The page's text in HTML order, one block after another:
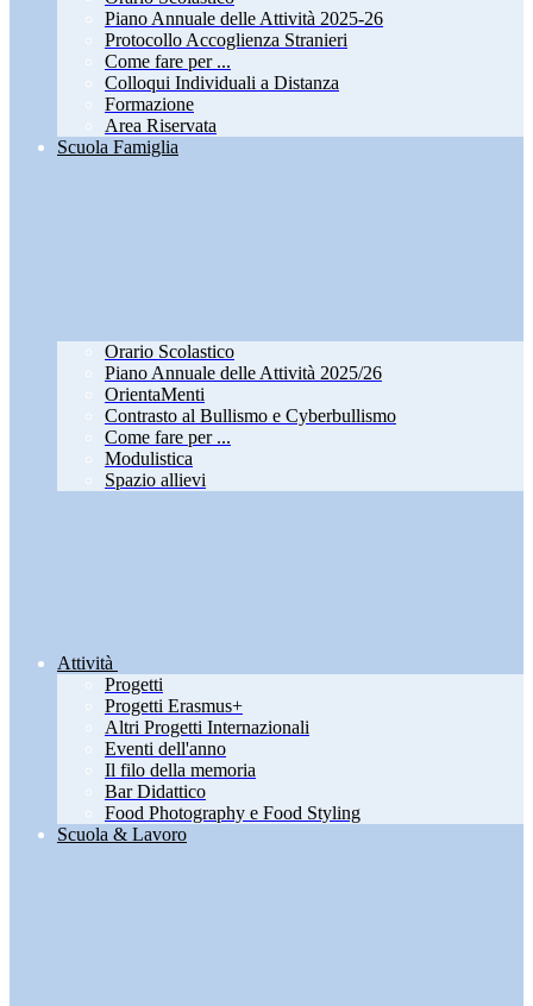
Piano Annuale delle Attività 2025-26
Protocollo Accoglienza Stranieri
Come fare per ...
Colloqui Individuali a Distanza
Formazione
Area Riservata
Scuola Famiglia
Orario Scolastico
Piano Annuale delle Attività 2025/26
OrientaMenti
Contrasto al Bullismo e Cyberbullismo
Come fare per ...
Modulistica
Spazio allievi
Attività
Progetti
Progetti Erasmus+
Altri Progetti Internazionali
Eventi dell'anno
Il filo della memoria
Bar Didattico
Food Photography e Food Styling
Scuola & Lavoro